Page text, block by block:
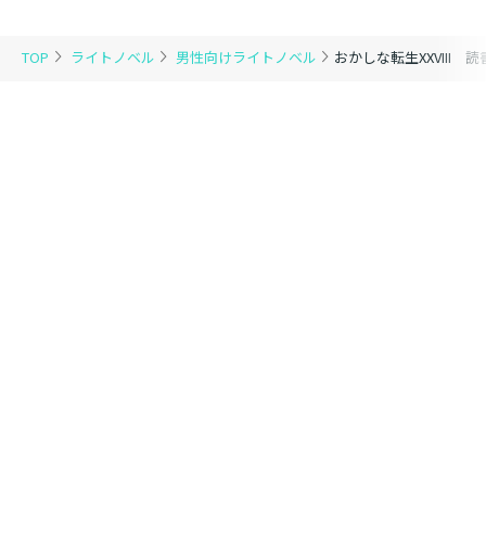
TOP ライトノベル 男性向けライトノベル おかしな転生XXVIII 読